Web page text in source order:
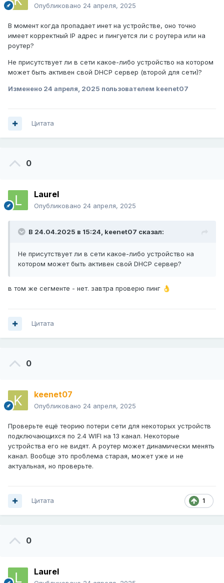
Опубликовано 24 апреля, 2025
В момент когда пропадает инет на устройстве, оно точно
имеет корректный IP адрес и пингуется ли с роутера или на
роутер?
Не присутствует ли в сети какое-либо устройство на котором
может быть активен свой DHCP сервер (второй для сети)?
Изменено 24 апреля, 2025 пользователем keenet07
Цитата
0
Laurel
Опубликовано 24 апреля, 2025
В 24.04.2025 в 15:24, keenet07 сказал:
Не присутствует ли в сети какое-либо устройство на
котором может быть активен свой DHCP сервер?
в том же сегменте - нет. завтра проверю пинг 👌
Цитата
0
keenet07
Опубликовано 24 апреля, 2025
Проверьте ещё теорию потери сети для некоторых устройств
подключающихся по 2.4 WIFI на 13 канал. Некоторые
устройства его не видят. А роутер может динамически менять
канал. Вообще это проблема старая, может уже и не
актуальная, но проверьте.
1
Цитата
0
Laurel